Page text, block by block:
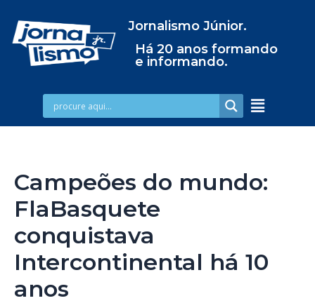
Jornalismo Júnior.
Há 20 anos formando
e informando.
Campeões do mundo:
FlaBasquete
conquistava
Intercontinental há 10
anos